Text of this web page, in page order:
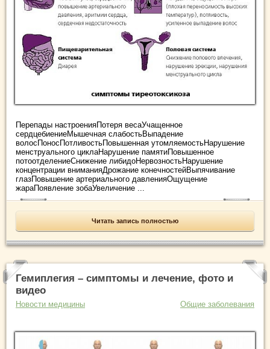
Перепады настроенияПотеря весаУчащенное
сердцебиениеМышечная слабостьВыпадение
волосПоносПотливостьПовышенная утомляемостьНарушение
менструального циклаНарушение памятиПовышенное
потоотделениеСнижение либидоНервозностьНарушение
концентрации вниманияДрожание конечностейВыпячивание
глазПовышение артериального давленияОщущение
жараПоявление зобаУвеличение ...
Читать запись полностью
Гемиплегия – симптомы и лечение, фото и
видео
Новости медицины Общие заболевания